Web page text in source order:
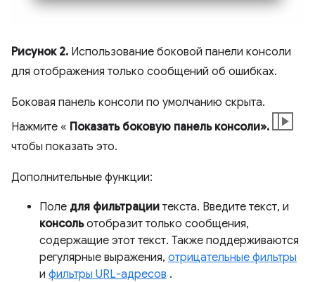
Рисунок 2. Использование боковой панели консоли
для отображения только сообщений об ошибках.
Боковая панель консоли по умолчанию скрыта.
Нажмите « Показать боковую панель консоли».
чтобы показать это.
Дополнительные функции:
Поле для фильтрации текста. Введите текст, и
консольотобразит только сообщения,
содержащие этот текст. Также поддерживаются
регулярные выражения, отрицательные фильтры
и фильтры URL-адресов .